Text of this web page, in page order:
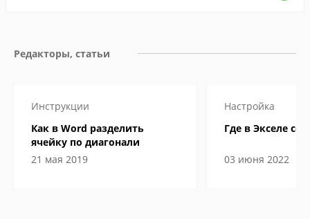
Редакторы, статьи
Инструкции
Как в Word разделить
ячейку по диагонали
21 мая 2019
Настройка
Где в Экселе
03 июня 2022